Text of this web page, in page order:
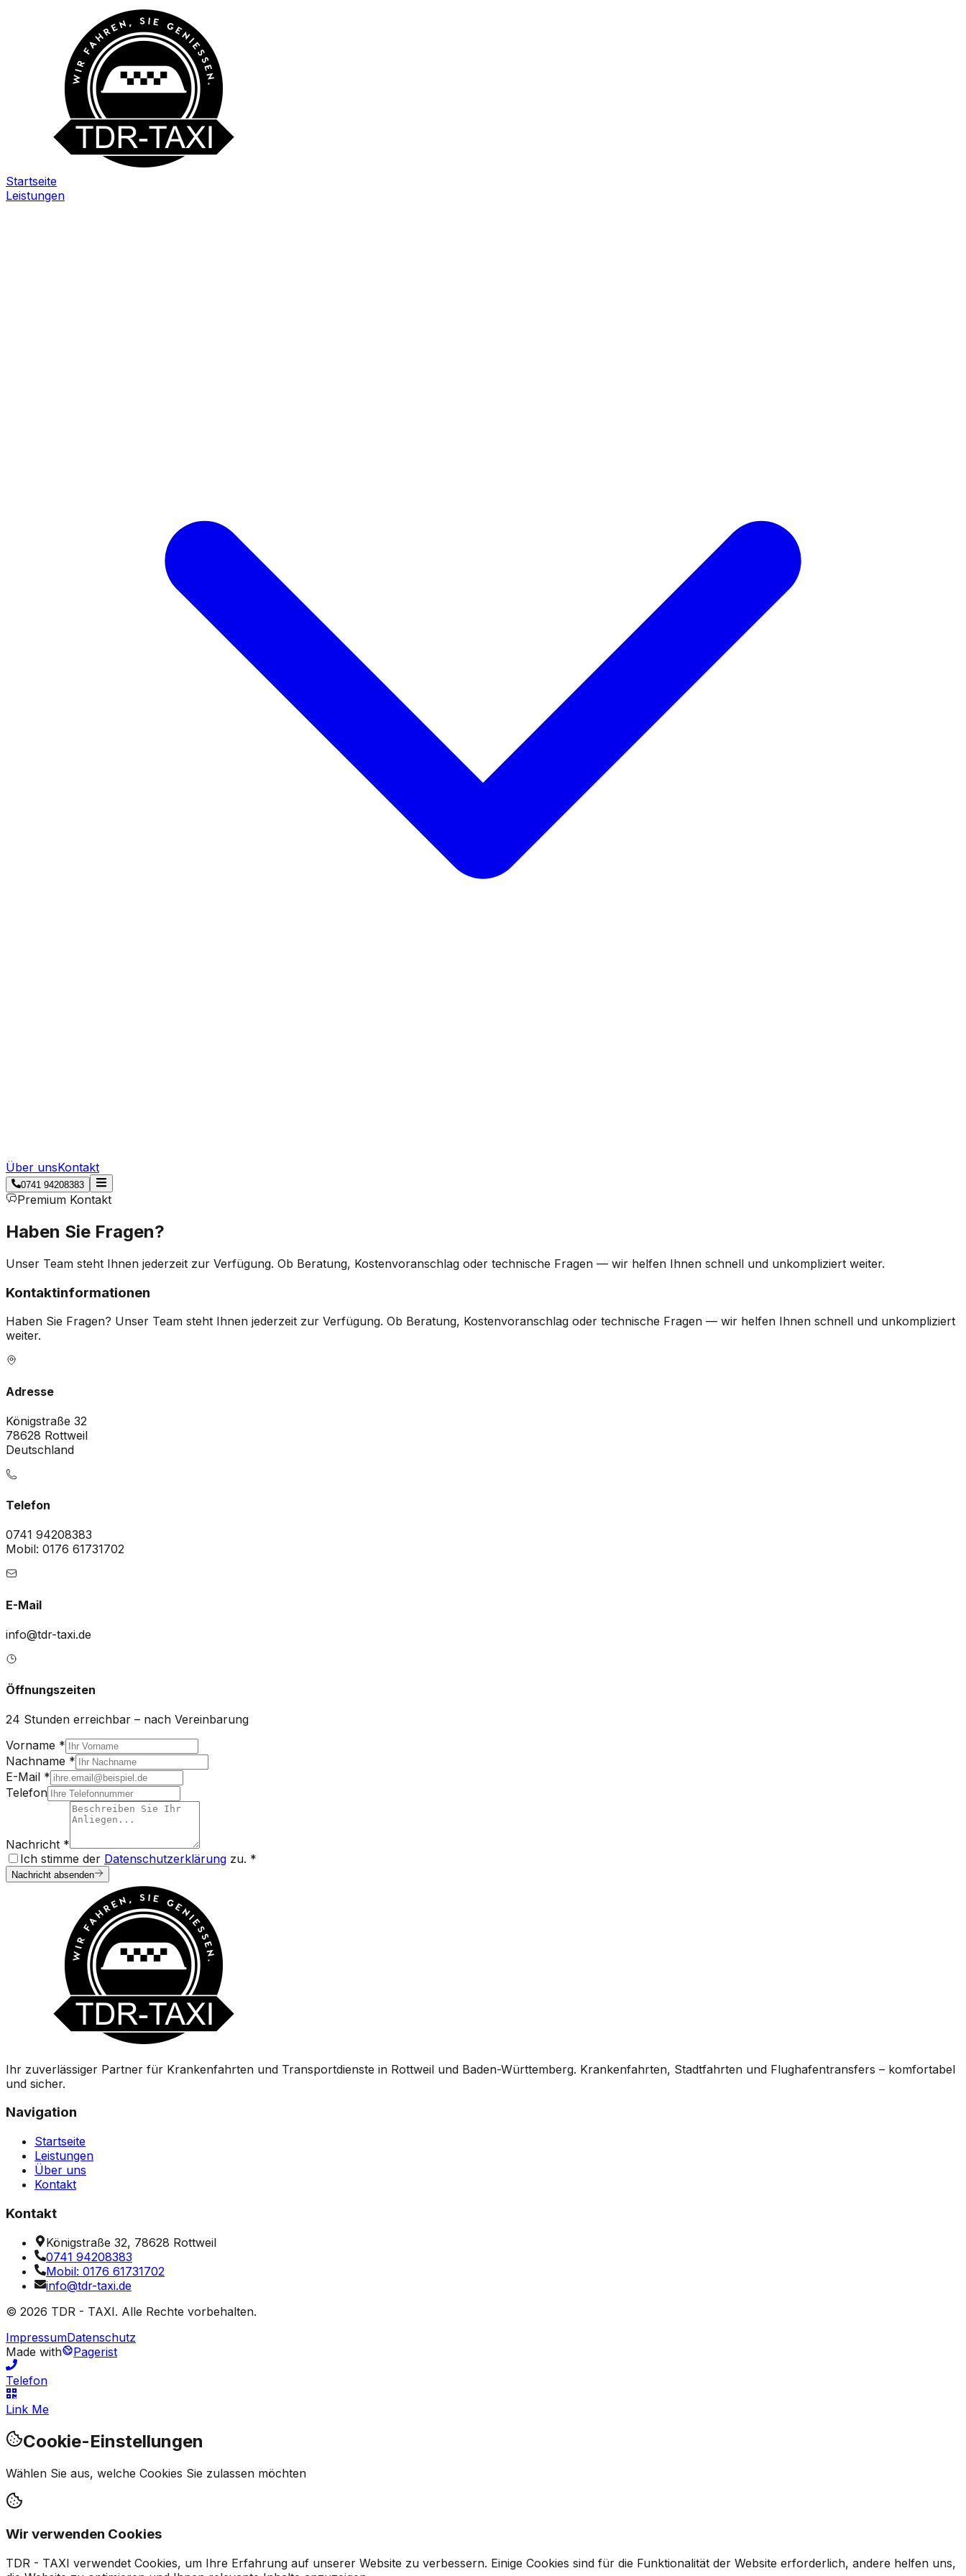
Startseite
Leistungen
Über unsKontakt
0741 94208383
Premium Kontakt
Haben Sie Fragen?
Unser Team steht Ihnen jederzeit zur Verfügung. Ob Beratung, Kostenvoranschlag oder technische Fragen — wir helfen Ihnen schnell und unkompliziert weiter.
Kontaktinformationen
Haben Sie Fragen? Unser Team steht Ihnen jederzeit zur Verfügung. Ob Beratung, Kostenvoranschlag oder technische Fragen — wir helfen Ihnen schnell und unkompliziert
weiter.
Adresse
Königstraße 32
78628 Rottweil
Deutschland
Telefon
0741 94208383
Mobil: 0176 61731702
E-Mail
info@tdr-taxi.de
Öffnungszeiten
24 Stunden erreichbar – nach Vereinbarung
Vorname *
Nachname *
E-Mail *
Telefon
Nachricht *
Ich stimme der Datenschutzerklärung zu. *
Nachricht absenden
Ihr zuverlässiger Partner für Krankenfahrten und Transportdienste in Rottweil und Baden-Württemberg. Krankenfahrten, Stadtfahrten und Flughafentransfers – komfortabel
und sicher.
Navigation
Startseite
Leistungen
Über uns
Kontakt
Kontakt
Königstraße 32, 78628 Rottweil
0741 94208383
Mobil: 0176 61731702
info@tdr-taxi.de
© 2026 TDR - TAXI. Alle Rechte vorbehalten.
ImpressumDatenschutz
Made with
Pagerist
Telefon
Link Me
Cookie-Einstellungen
Wählen Sie aus, welche Cookies Sie zulassen möchten
Wir verwenden Cookies
TDR - TAXI verwendet Cookies, um Ihre Erfahrung auf unserer Website zu verbessern. Einige Cookies sind für die Funktionalität der Website erforderlich, andere helfen uns,